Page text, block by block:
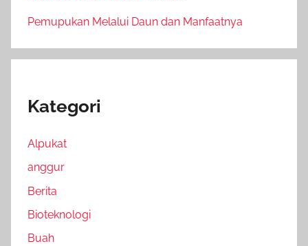
Pemupukan Melalui Daun dan Manfaatnya
Kategori
Alpukat
anggur
Berita
Bioteknologi
Buah